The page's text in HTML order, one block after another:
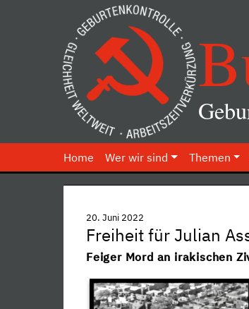
Home Wer wir sind Themen
20. Juni 2022
Freiheit für Julian
Feiger Mord an irakischen